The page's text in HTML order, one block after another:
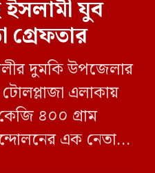
যুব
দুমকি উপজেলার
এলাকায়
৪০০ গ্রাম
এক নেতাকে